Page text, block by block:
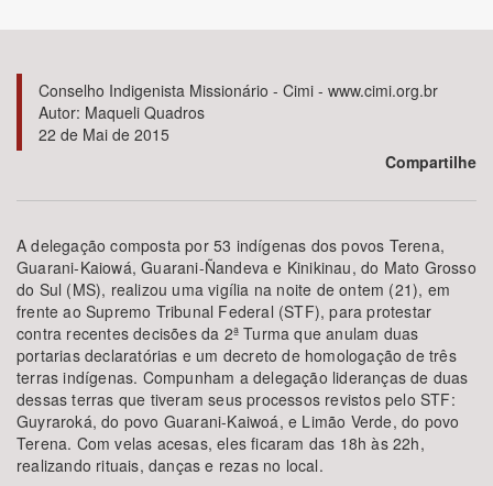
Tema
Área Protegida
BUSCAR
Conselho Indigenista Missionário - Cimi - www.cimi.org.br
Autor: Maqueli Quadros
22 de Mai de 2015
Compartilhe
A delegação composta por 53 indígenas dos povos Terena,
Guarani-Kaiowá, Guarani-Ñandeva e Kinikinau, do Mato Grosso
do Sul (MS), realizou uma vigília na noite de ontem (21), em
frente ao Supremo Tribunal Federal (STF), para protestar
contra recentes decisões da 2ª Turma que anulam duas
portarias declaratórias e um decreto de homologação de três
terras indígenas. Compunham a delegação lideranças de duas
dessas terras que tiveram seus processos revistos pelo STF:
Guyraroká, do povo Guarani-Kaiwoá, e Limão Verde, do povo
Terena. Com velas acesas, eles ficaram das 18h às 22h,
realizando rituais, danças e rezas no local.